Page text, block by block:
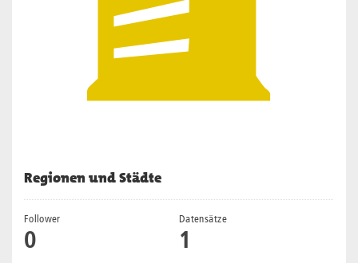
Regionen und Städte
Follower
0
Datensätze
1